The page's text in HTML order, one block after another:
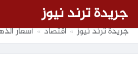
جريدة ترند نيوز
جريدة ترند نيوز » اقتصاد » أسعار الذهب في